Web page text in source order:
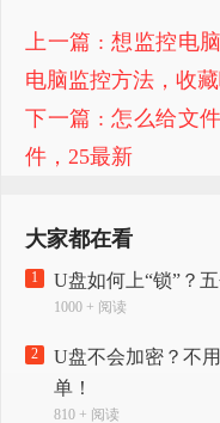
上一篇 : 想监控电
电脑监控方法，收
下一篇 : 怎么给文
件，25最新
大家都在看
1 U盘如何上“锁”？
1000 + 阅读
2
U盘不会加密？不
单！
810 + 阅读